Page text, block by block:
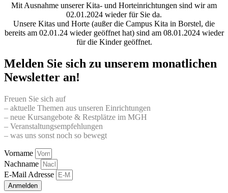
Mit Ausnahme unserer Kita- und Horteinrichtungen sind wir am
02.01.2024 wieder für Sie da.
Unsere Kitas und Horte (außer die Campus Kita in Borstel, die
bereits am 02.01.24 wieder geöffnet hat) sind am 08.01.2024 wieder
für die Kinder geöffnet.
Melden Sie sich zu unserem monatlichen
Newsletter an!
Freuen Sie sich auf
– aktuelle Themen aus unseren Einrichtungen
– neue Kursangebote & Restplätze im MGH
– Veranstaltungsempfehlungen
– was uns sonst noch so bewegt
Vorname
Nachname
E-Mail Adresse
Anmelden